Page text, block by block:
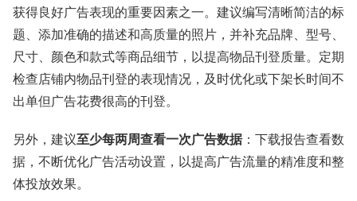
获得良好广告表现的重要因素之一。建议编写清晰简洁的标
题、添加准确的描述和高质量的照片，并补充品牌、型号、
尺寸、颜色和款式等商品细节，以提高物品刊登质量。定期
检查店铺内物品刊登的表现情况，及时优化或下架长时间不
出单但广告花费很高的刊登。
另外，建议至少每两周查看一次广告数据：下载报告查看数
据，不断优化广告活动设置，以提高广告流量的精准度和整
体投放效果。